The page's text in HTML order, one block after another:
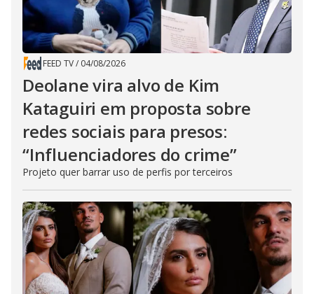
FEED TV/ 04/08/2026
Deolane vira alvo de Kim
Kataguiri em proposta sobre
redes sociais para presos:
“Influenciadores do crime”
Projeto quer barrar uso de perfis por terceiros